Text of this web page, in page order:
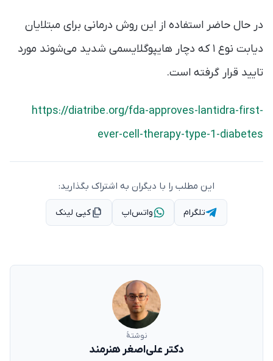
در حال حاضر استفاده از این روش درمانی برای مبتلایان
دیابت نوع ۱ که دچار هایپوگلایسمی شدید می‌شوند مورد
تایید قرار گرفته است.
https://diatribe.org/fda-approves-lantidra-first-
ever-cell-therapy-type-1-diabetes
این مطلب را با دیگران به اشتراک بگذارید:
تلگرام واتس‌اپ کپی لینک
نوشتهٔ
دکتر علی‌اصغر هنرمند